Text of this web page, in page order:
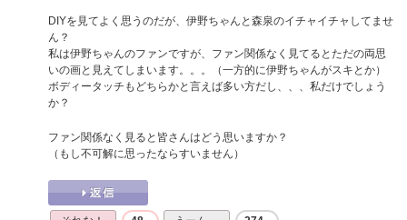
DIYを見てよく思うのだが、伊野ちゃんと森泉のイチャイチャしてませ
ん？
私は伊野ちゃんのファンですが、ファン関係なく見てるとただの両思
いの画と見えてしまいます。。。（一方的に伊野ちゃんがスキとか）
ボディータッチもどちらかと言えば多い方だし、、、私だけでしょう
か？
ファン関係なく見ると皆さんはどう思いますか？
（もし不可解に思ったならすいません）